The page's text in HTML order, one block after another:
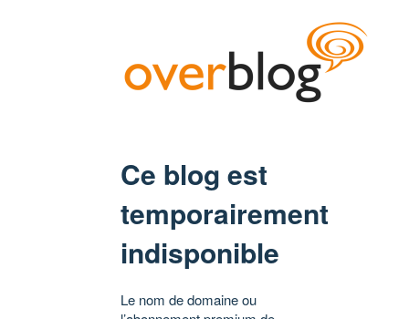
Ce blog est
temporairement
indisponible
Le nom de domaine ou